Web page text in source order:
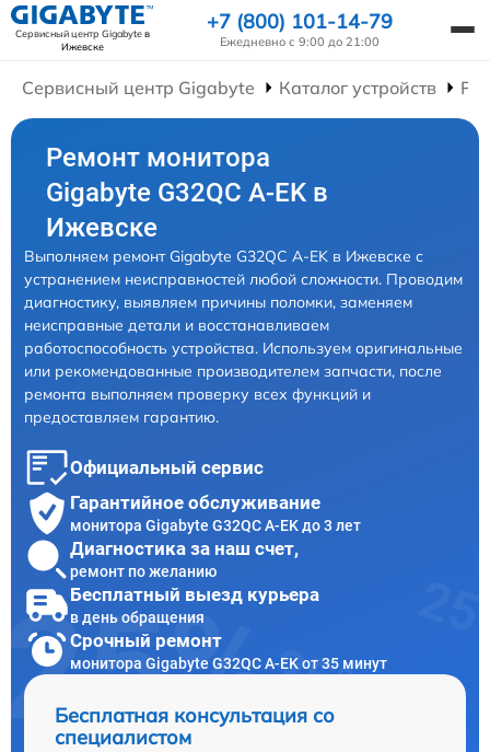
Сервисный центр Gigabyteв
Ижевске
+7 (800) 101-14-79
Ежедневно с 9:00 до 21:00
Сервисный центр Gigabyte Каталог устройств
Ремонт монитора
Gigabyte G32QC A-EK в
Ижевске
Выполняем ремонт Gigabyte G32QC A-EK в Ижевске с
устранением неисправностей любой сложности. Проводим
диагностику, выявляем причины поломки, заменяем
неисправные детали и восстанавливаем
работоспособность устройства. Используем оригинальные
или рекомендованные производителем запчасти, после
ремонта выполняем проверку всех функций и
предоставляем гарантию.
Официальный сервис
Гарантийное обслуживание
монитора Gigabyte G32QC A-EK до 3 лет
Диагностика за наш счет,
ремонт по желанию
Бесплатный выезд курьера
в день обращения
Срочный ремонт
монитора Gigabyte G32QC A-EK от 35 минут
Бесплатная консультация со
специалистом